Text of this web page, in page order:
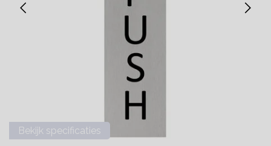
Bekijk specificaties